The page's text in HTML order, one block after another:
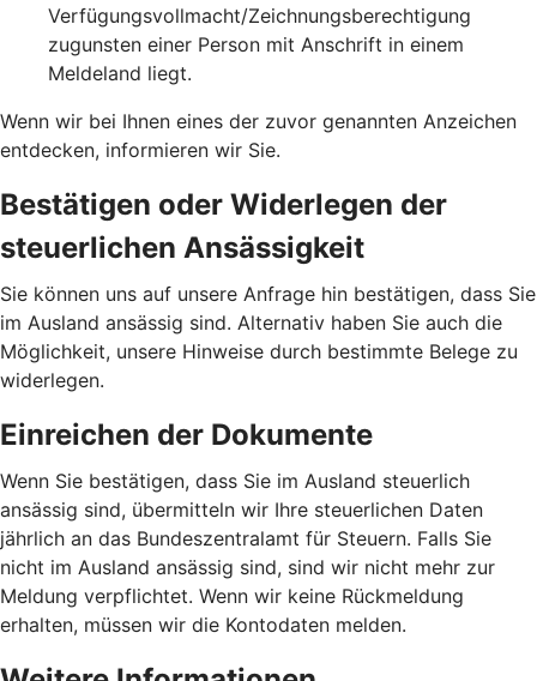
Verfügungsvollmacht/Zeichnungsberechtigung
zugunsten einer Person mit Anschrift in einem
Meldeland liegt.
Wenn wir bei Ihnen eines der zuvor genannten Anzeichen
entdecken, informieren wir Sie.
Bestätigen oder Widerlegen der
steuerlichen Ansässigkeit
Sie können uns auf unsere Anfrage hin bestätigen, dass Sie
im Ausland ansässig sind. Alternativ haben Sie auch die
Möglichkeit, unsere Hinweise durch bestimmte Belege zu
widerlegen.
Einreichen der Dokumente
Wenn Sie bestätigen, dass Sie im Ausland steuerlich
ansässig sind, übermitteln wir Ihre steuerlichen Daten
jährlich an das Bundeszentralamt für Steuern. Falls Sie
nicht im Ausland ansässig sind, sind wir nicht mehr zur
Meldung verpflichtet. Wenn wir keine Rückmeldung
erhalten, müssen wir die Kontodaten melden.